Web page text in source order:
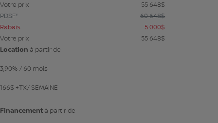
Votre prix
55 648$
PDSF*
60 648$
Rabais
5 000$
Votre prix
55 648$
Location à partir de
3,90% / 60 mois
166$ +TX/ SEMAINE
Financement à partir de